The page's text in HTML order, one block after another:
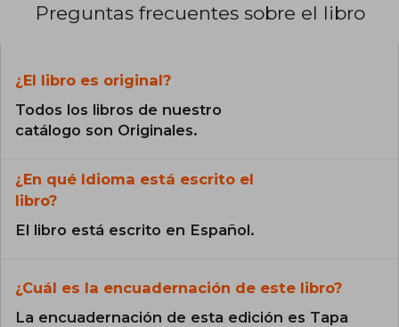
Preguntas frecuentes sobre el libro
¿El libro es original?
Todos los libros de nuestro
catálogo son Originales.
¿En qué Idioma está escrito el
libro?
El libro está escrito en Español.
¿Cuál es la encuadernación de este libro?
La encuadernación de esta edición es Tapa